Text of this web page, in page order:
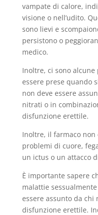
vampate di calore,
visione o nell’udito.
sono lievi e
persistono o
medico.
Inoltre, ci sono
essere prese quando
non deve essere
nitrati o in
disfunzione erettile.
Inoltre, il farmaco non
problemi di cuore,
un ictus o un attacco
È importante sapere
malattie
essere assunto da
disfunzione erettile.